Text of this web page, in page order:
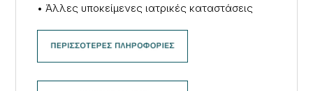
• Άλλες υποκείμενες ιατρικές καταστάσεις